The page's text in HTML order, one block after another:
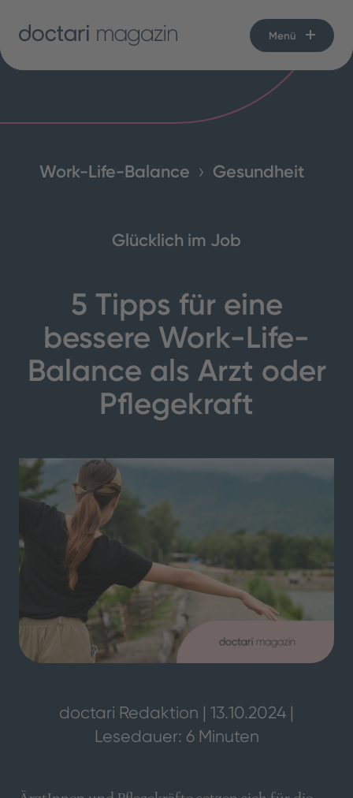
Menü
Work-Life-Balance Gesundheit
Glücklich im Job
5 Tipps für eine
bessere Work-Life-
Balance als Arzt oder
Pflegekraft
doctari Redaktion | 13.10.2024 |
Lesedauer: 6 Minuten